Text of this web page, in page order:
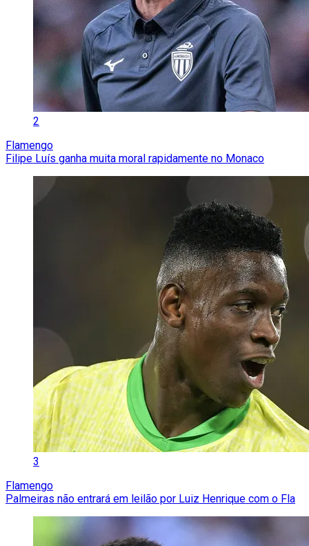
2
Flamengo
Filipe Luís ganha muita moral rapidamente no Monaco
3
Flamengo
Palmeiras não entrará em leilão por Luiz Henrique com o Fla